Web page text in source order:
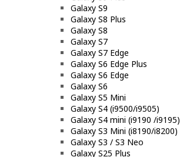
Galaxy S9
Galaxy S8 Plus
Galaxy S8
Galaxy S7
Galaxy S7 Edge
Galaxy S6 Edge Plus
Galaxy S6 Edge
Galaxy S6
Galaxy S5 Mini
Galaxy S4 (i9500/i9505)
Galaxy S4 mini (i9190 /i9195)
Galaxy S3 Mini (i8190/i8200)
Galaxy S3 / S3 Neo
Galaxy S25 Plus